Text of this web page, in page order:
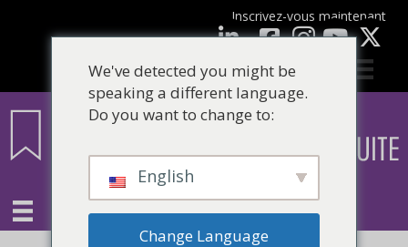
Inscrivez-vous maintenant
LinkedInFacebook Youtube
We've detected you might be
speaking a different language.
Do you want to change to:
English
Change Language